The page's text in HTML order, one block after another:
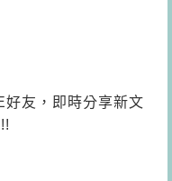
友，即時分享新文